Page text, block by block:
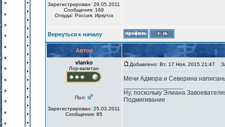
Зарегистрирован: 29.05.2011
Сообщения: 169
Откуда: Россия, Иркутск
Вернуться к началу
Автор
vlanko
Лор-капитан
Пол:
Зарегистрирован: 25.03.2011
Сообщения: 85
Добавлено: Вт, 17 Ноя, 2015 21:47
Мечи Адмора и Северина
Ну, поскольку Элиана
Подмигивание